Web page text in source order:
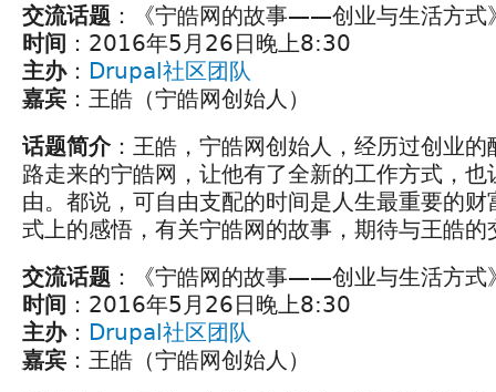
交流话题 ：《宁皓网的故事——创业与生活方式
时间 ：2016年5月26日晚上8:30
主办： Drupal社区团队
嘉宾 ：王皓（宁皓网创始人）
话题简介：王皓，宁皓网创始人，经历过创业
路走来的宁皓网，让他有了全新的工作方式，
由。都说，可自由支配的时间是人生最重要的
式上的感悟，有关宁皓网的故事，期待与王皓的
交流话题 ：《宁皓网的故事——创业与生活方式
时间 ：2016年5月26日晚上8:30
主办： Drupal社区团队
嘉宾 ：王皓（宁皓网创始人）